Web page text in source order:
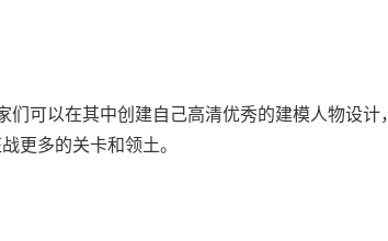
可以在其中创建自己高清优秀的建模人物设计，
更多的关卡和领土。